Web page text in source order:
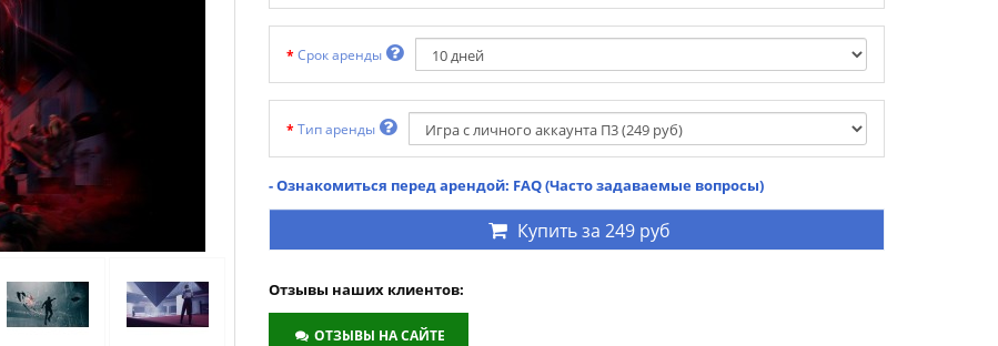
Срок аренды
Тип аренды
- Ознакомиться перед арендой: FAQ (Часто задаваемые вопросы)
Купить за 249 руб
Отзывы наших клиентов:
ОТЗЫВЫ НА САЙТЕ